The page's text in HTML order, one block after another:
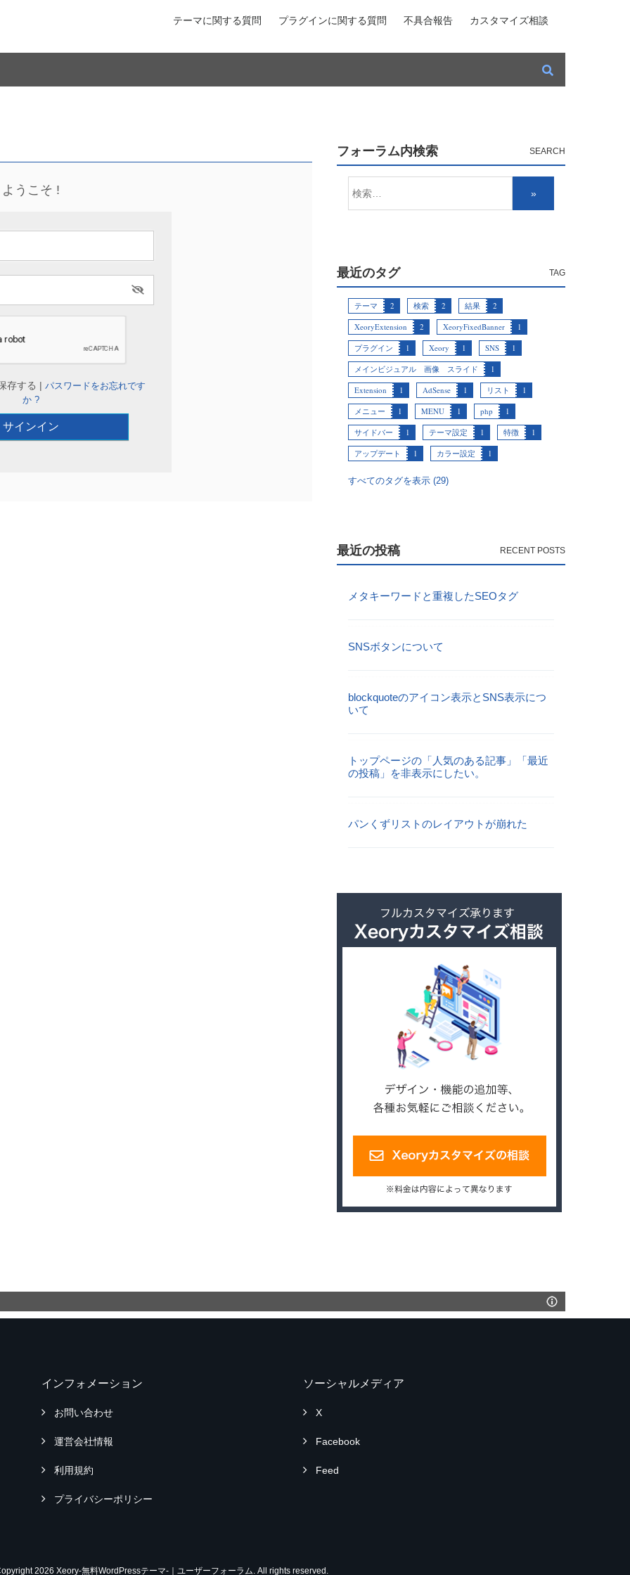
テーマに関する質問 プラグインに関する質問 不具合報告 カスタマイズ相談
ようこそ !
存する |パスワードをお忘れです
か ?
フォーラム内検索
最近のタグ
テーマ 2 検索 2 結果
2
XeoryExtension
2 XeoryFixedBanner
1
プラグイン
1 Xeory 1 SNS
1
メインビジュアル 画像 スライド
1
Extension
1 AdSense 1 リスト
1
メニュー
1 MENU 1 php
1
サイドバー
1 テーマ設定 1 特徴
1
アップデート
1 カラー設定 1
すべてのタグを表示 (29)
最近の投稿
メタキーワードと重複したSEOタグ
SNSボタンについて
blockquoteのアイコン表示とSNS表示につ
いて
トップページの「人気のある記事」「最近
の投稿」を非表示にしたい。
パンくずリストのレイアウトが崩れた
インフォメーション
お問い合わせ
運営会社情報
利用規約
プライバシーポリシー
ソーシャルメディア
X
Facebook
Feed
2026 Xeory-無料WordPressテーマ-｜ユーザーフォーラム. All rights reserved.